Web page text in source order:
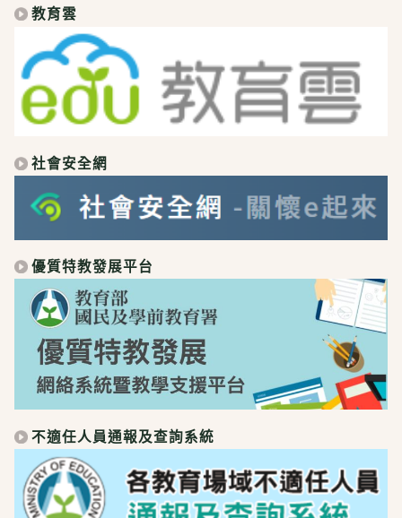
教育雲
社會安全網
優質特教發展平台
不適任人員通報及查詢系統